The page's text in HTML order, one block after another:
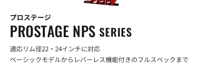
プロステージ
PROSTAGE NPS SERIES
適応リム径22・24インチに対応
ベーシックモデルからレバーレス機能付きのフルスペックまで